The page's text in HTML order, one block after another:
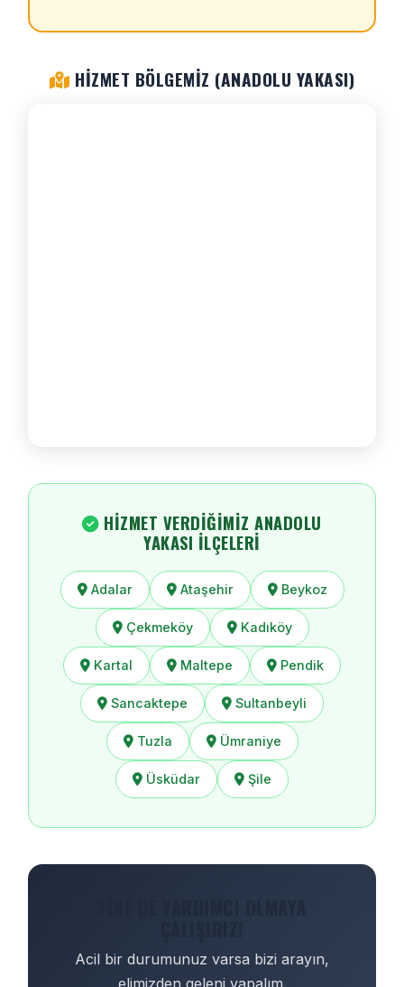
HIZMET BÖLGEMIZ (ANADOLU YAKASI)
HIZMET VERDIĞIMIZ ANADOLU
YAKASI İLÇELERI
Adalar Ataşehir Beykoz
Çekmeköy Kadıköy
Kartal Maltepe Pendik
Sancaktepe Sultanbeyli
Tuzla Ümraniye
Üsküdar Şile
Acil bir durumunuz varsa bizi arayın,
elimizden geleni yapalım.